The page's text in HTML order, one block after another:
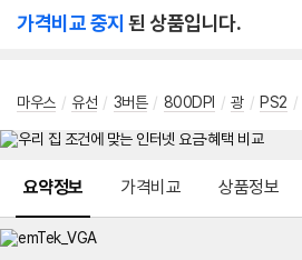
가격비교 중지 된 상품입니다.
마우스 / 유선 / 3버튼 / 800DPI / 광 / PS2 /
요약정보 가격비교 상품정보